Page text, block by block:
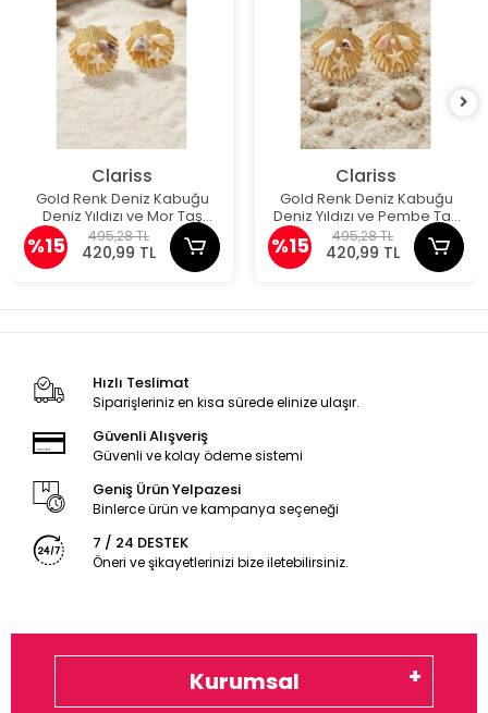
Clariss
Gold Renk Deniz Kabuğu
Deniz Yıldızı ve Mor Taş
Detaylı Küpe
%15 495,28 TL
420,99 TL
Clariss
Gold Renk Deniz Kabuğu
Deniz Yıldızı ve Pembe Taş
Detaylı Küpe
%15 495,28 TL
420,99 TL
Hızlı Teslimat
Siparişleriniz en kısa sürede elinize ulaşır.
Güvenli Alışveriş
Güvenli ve kolay ödeme sistemi
Geniş Ürün Yelpazesi
Binlerce ürün ve kampanya seçeneği
7 / 24 DESTEK
Öneri ve şikayetlerinizi bize iletebilirsiniz.
Kurumsal